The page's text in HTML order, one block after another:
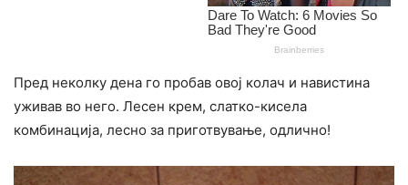
Пред неколку дена го пробав овој колач и навистина
уживав во него. Лесен крем, слатко-кисела
комбинација, лесно за приготвување, одлично!